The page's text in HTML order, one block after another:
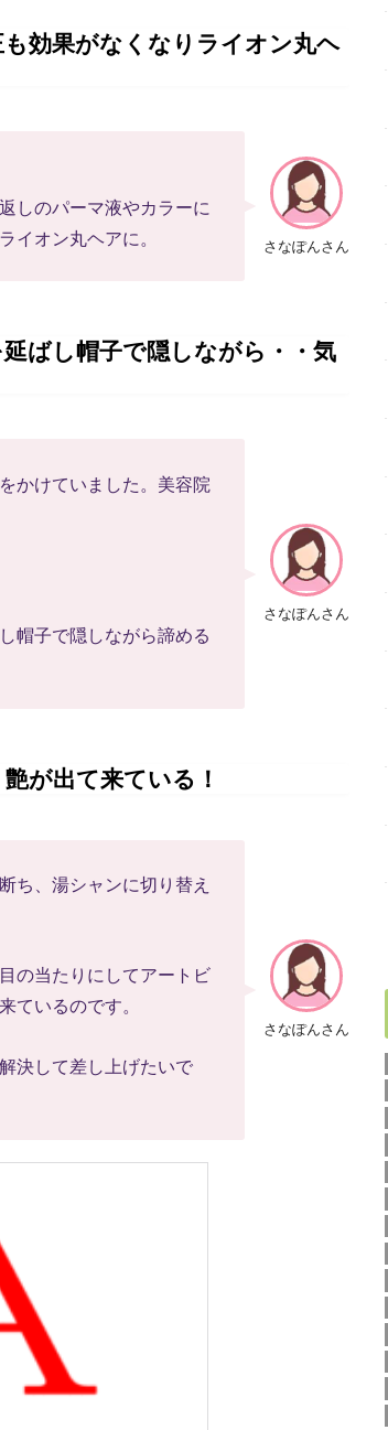
効果がなくなりライオン丸ヘ
さなぽんさん
しのパーマ液やカラーに
オン丸ヘアに。
ばし帽子で隠しながら・・気
さなぽんさん
かけていました。美容院
帽子で隠しながら諦める
が出て来ている！
さなぽんさん
ち、湯シャンに切り替え
の当たりにしてアートビ
ているのです。
決して差し上げたいで